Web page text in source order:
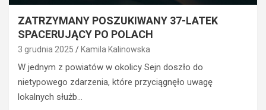
ZATRZYMANY POSZUKIWANY 37-LATEK
SPACERUJĄCY PO POLACH
3 grudnia 2025 Kamila Kalinowska
W jednym z powiatów w okolicy Sejn doszło do
nietypowego zdarzenia, które przyciągnęło uwagę
lokalnych służb…